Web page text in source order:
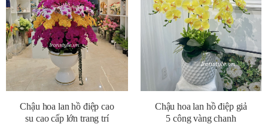
Chậu hoa lan hồ điệp cao
su cao cấp lớn trang trí
Chậu hoa lan hồ điệp giả
5 công vàng chanh